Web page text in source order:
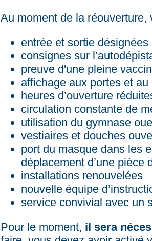
Au moment de la
entrée et sortie
consignes sur
preuve d'une pleine
affichage aux portes et au
heures d’ouverture
circulation constante de
utilisation du gymnase
vestiaires et douches
port du masque dans les
déplacement d’une pièce
installations renouvelées
nouvelle équipe
service convivial avec un
Pour le moment, il sera